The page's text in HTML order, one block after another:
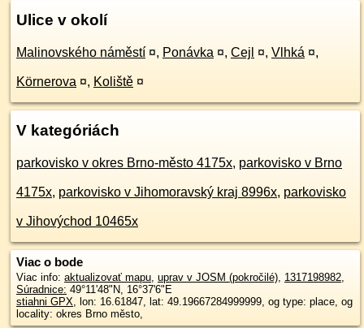
Ulice v okolí
Malinovského náměstí ¤, Ponávka ¤, Cejl ¤, Vlhká ¤,
Körnerova ¤, Koliště ¤
V kategóriách
parkovisko v okres Brno-město 4175x, parkovisko v Brno
4175x, parkovisko v Jihomoravský kraj 8996x, parkovisko
v Jihovýchod 10465x
Viac o bode
Viac info: aktualizovať mapu, uprav v JOSM (pokročilé), 1317198982,
Súradnice: 49°11'48"N, 16°37'6"E
stiahni GPX, lon: 16.61847, lat: 49.19667284999999, og type: place, og
locality: okres Brno město,